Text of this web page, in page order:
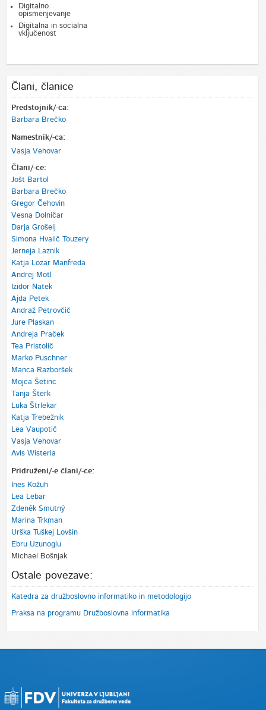
Digitalno
opismenjevanje
Digitalna in socialna
vključenost
Člani, članice
Predstojnik/-ca:
Barbara Brečko
Namestnik/-ca:
Vasja Vehovar
Člani/-ce:
Jošt Bartol
Barbara Brečko
Gregor Čehovin
Vesna Dolničar
Darja Grošelj
Simona Hvalič Touzery
Jerneja Laznik
Katja Lozar Manfreda
Andrej Motl
Izidor Natek
Ajda Petek
Andraž Petrovčič
Jure Plaskan
Andreja Praček
Tea Pristolič
Marko Puschner
Manca Razboršek
Mojca Šetinc
Tanja Šterk
Luka Štrlekar
Katja Trebežnik
Lea Vaupotič
Vasja Vehovar
Avis Wisteria
Pridruženi/-e člani/-ce:
Ines Kožuh
Lea Lebar
Zdeněk Smutný
Marina Trkman
Urška Tuškej Lovšin
Ebru Uzunoglu
Michael Bošnjak
Ostale povezave:
Katedra za družboslovno informatiko in metodologijo
Praksa na programu Družboslovna informatika